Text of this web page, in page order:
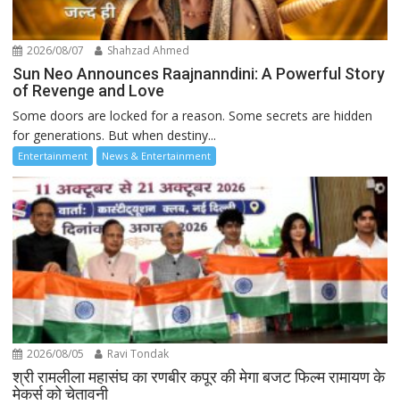
2026/08/07 Shahzad Ahmed
Sun Neo Announces Raajnanndini: A Powerful Story
of Revenge and Love
Some doors are locked for a reason. Some secrets are hidden
for generations. But when destiny...
Entertainment News & Entertainment
2026/08/05 Ravi Tondak
श्री रामलीला महासंघ का रणबीर कपूर की मेगा बजट फिल्म रामायण के
मेकर्स को चेतावनी